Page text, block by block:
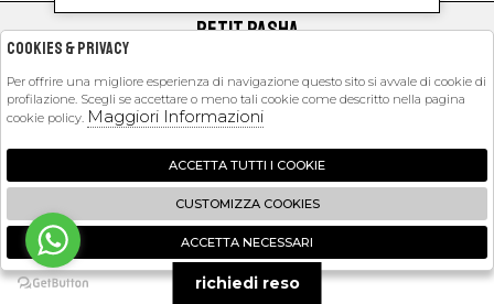
PETIT PASHA
EXTRA
2026 Petit Pasha - P.iva : 09423341214 Powered by
Zucchetti
🍪
richiedi reso
Cookies & Privacy
Per offrire una migliore esperienza di navigazione questo sito si avvale di cookie di
profilazione. Scegli se accettare o meno tali cookie come descritto nella pagina
cookie policy. Maggiori Informazioni
ACCETTA TUTTI I COOKIE
CUSTOMIZZA COOKIES
ACCETTA NECESSARI